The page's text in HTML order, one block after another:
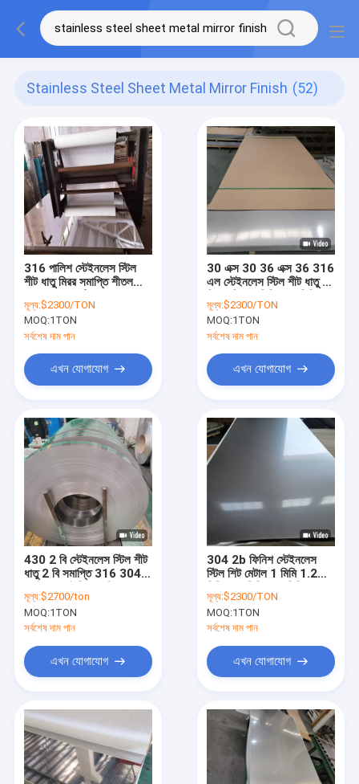
Stainless Steel Sheet Metal Mirror Finish (52)
316 পালিশ স্টেইনলেস স্টিল
শীট ধাতু মিরর সমাপ্তি শীতল
মূল্য:$2300/TON
MOQ:1TON
সর্বশেষ দাম পান
এখন যোগাযোগ
30 এক্স 30 36 এক্স 36 316
এল স্টেইনলেস স্টিল শীট ধাতু 2
মূল্য:$2300/TON
MOQ:1TON
সর্বশেষ দাম পান
এখন যোগাযোগ
430 2 বি স্টেইনলেস স্টিল শীট
ধাতু 2 বি সমাপ্তি 316 304
স্ট্যান্ডার্ড
মূল্য:$2700/ton
MOQ:1TON
সর্বশেষ দাম পান
এখন যোগাযোগ
304 2b ফিনিশ স্টেইনলেস
স্টিল শিট মেটাল 1 মিমি 1.2
মূল্য:$2300/TON
MOQ:1TON
সর্বশেষ দাম পান
এখন যোগাযোগ